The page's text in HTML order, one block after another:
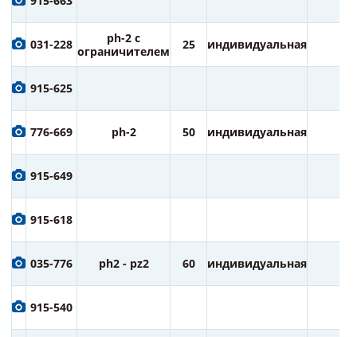
031-228
ph-2 с
ограничителем
25 индивидуальная
915-625
776-669 ph-2 50 индивидуальная
915-649
915-618
035-776 ph2 - pz2 60 индивидуальная
915-540